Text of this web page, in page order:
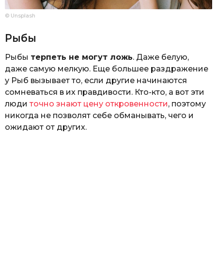
© Unsplash
Рыбы
Рыбы терпеть не могут ложь. Даже белую,
даже самую мелкую. Еще большее раздражение
у Рыб вызывает то, если другие начинаются
сомневаться в их правдивости. Кто-кто, а вот эти
люди точно знают цену откровенности, поэтому
никогда не позволят себе обманывать, чего и
ожидают от других.